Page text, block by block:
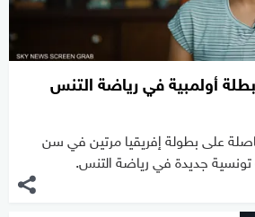
أولمبية في رياضة التنس
على بطولة إفريقيا مرتين في سن
جديدة في رياضة التنس.